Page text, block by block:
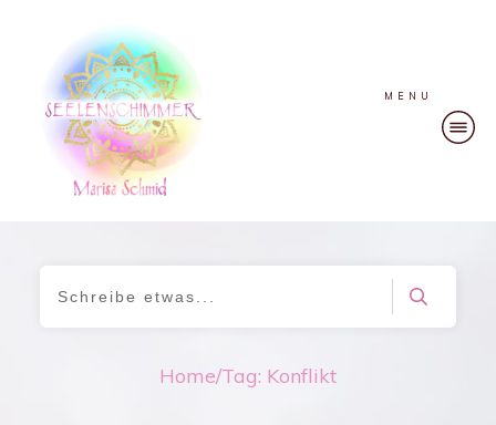
MENU
Home/Tag: Konflikt